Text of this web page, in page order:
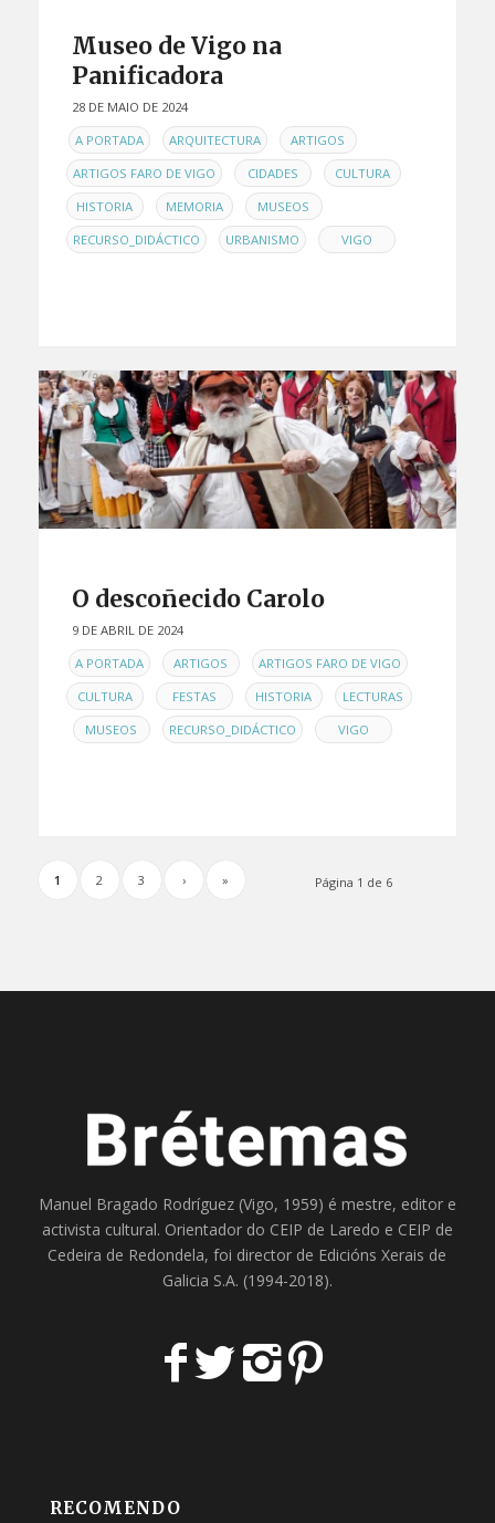
Museo de Vigo na
Panificadora
28 DE MAIO DE 2024
ENA PORTADA , ARQUITECTURA , ARTIGOS ,
ARTIGOS FARO DE VIGO , CIDADES , CULTURA ,
HISTORIA , MEMORIA , MUSEOS ,
RECURSO_DIDÁCTICO , URBANISMO , VIGO
O descoñecido Carolo
9 DE ABRIL DE 2024
ENA PORTADA , ARTIGOS , ARTIGOS FARO DE VIGO ,
CULTURA , FESTAS , HISTORIA ,
LECTURAS
MUSEOS , RECURSO_DIDÁCTICO , VIGO
Página 1 de 6
1 2 3 › »
Manuel Bragado Rodríguez (Vigo, 1959) é mestre, editor e
activista cultural. Orientador do CEIP de Laredo e CEIP de
Cedeira de Redondela, foi director de Edicións Xerais de
Galicia S.A. (1994-2018).
RECOMENDO